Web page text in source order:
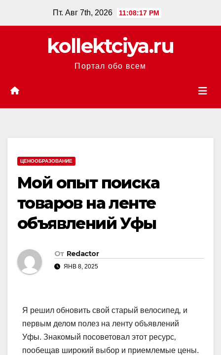
Пт. Авг 7th, 2026 11:08:17 PM
kollektciya.ru
Портал обо всем
ЦЕНООБРАЗОВАНИЕ
Мой опыт поиска
товаров на ленте
объявлений Уфы
От Redactor
ЯНВ 8, 2025
Я решил обновить свой старый велосипед‚ и
первым делом полез на ленту объявлений
Уфы. Знакомый посоветовал этот ресурс‚
пообещав широкий выбор и приемлемые цены.